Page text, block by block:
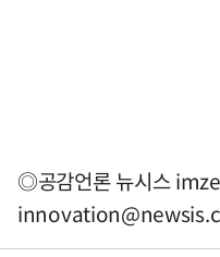
◎공감언론 뉴시스